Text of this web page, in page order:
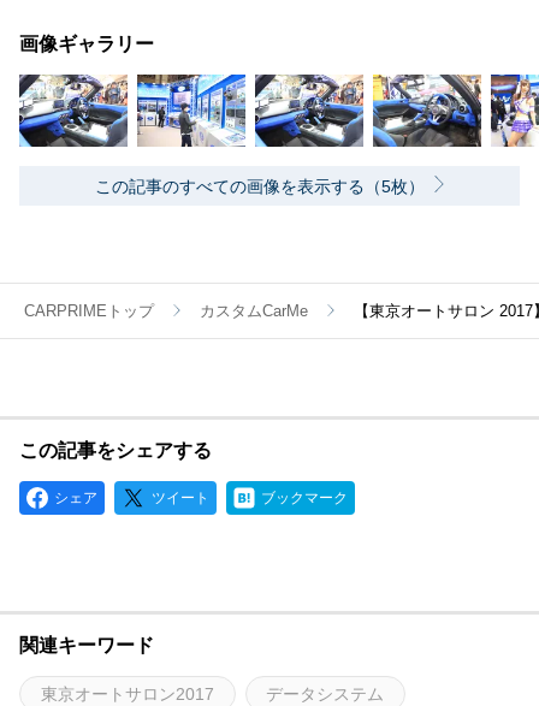
画像ギャラリー
この記事のすべての画像を表示する（5枚）
CARPRIMEトップ カスタムCarMe 【東京オートサロン
この記事をシェアする
シェア ツイート ブックマーク
関連キーワード
東京オートサロン2017 データシステム